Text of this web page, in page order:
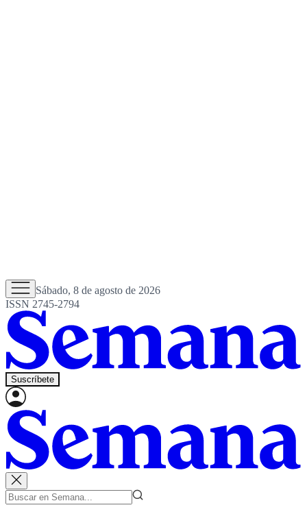
Sábado, 8 de agosto de 2026
ISSN 2745-2794
Suscríbete